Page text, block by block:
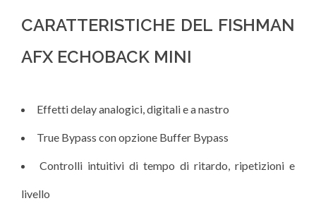
CARATTERISTICHE DEL FISHMAN
AFX ECHOBACK MINI
Effetti delay analogici, digitali e a nastro
True Bypass con opzione Buffer Bypass
Controlli intuitivi di tempo di ritardo, ripetizioni e
livello